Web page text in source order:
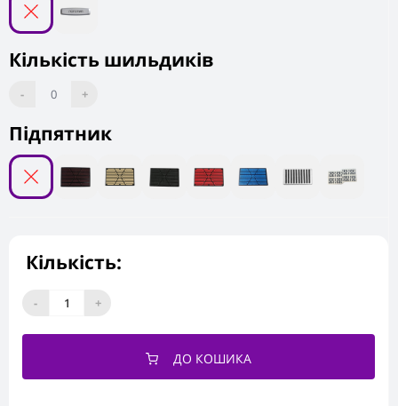
Підпятник
Кількість шильдиків
- 0 +
Кількість:
- +
ДО КОШИКА